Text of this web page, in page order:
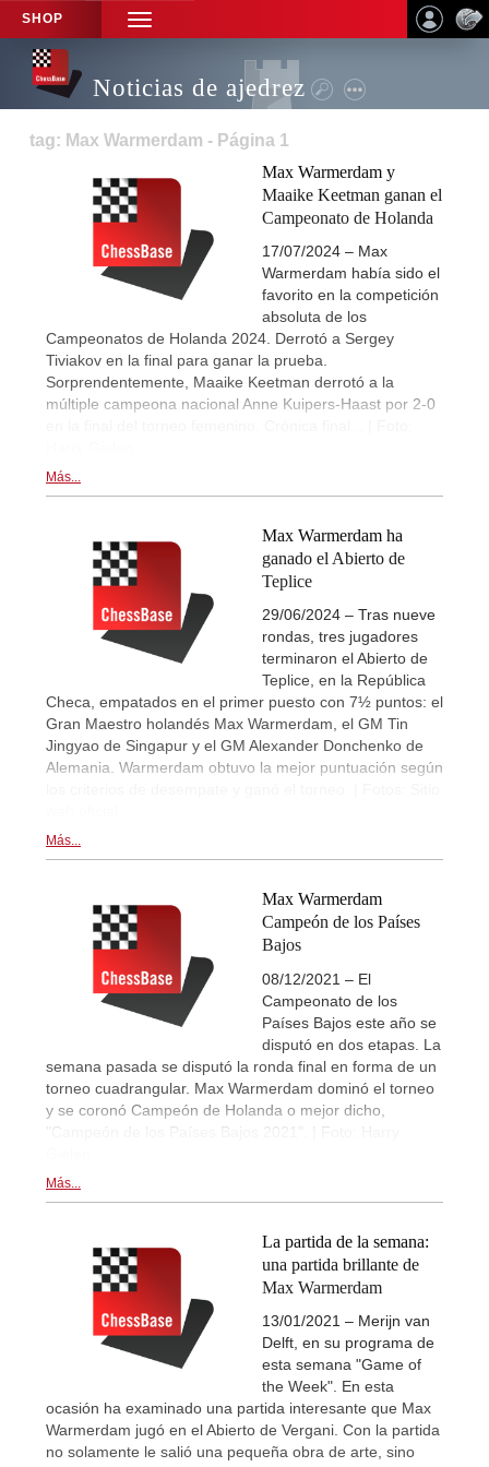
SHOP
TOGGLE
NAVIGATION
Noticias de ajedrez
tag: Max Warmerdam - Página 1
Max Warmerdam y
Maaike Keetman ganan el
Campeonato de Holanda
17/07/2024 – Max
Warmerdam había sido el
favorito en la competición
absoluta de los
Campeonatos de Holanda 2024. Derrotó a Sergey
Tiviakov en la final para ganar la prueba.
Sorprendentemente, Maaike Keetman derrotó a la
múltiple campeona nacional Anne Kuipers-Haast por 2-0
Más...
Max Warmerdam ha
ganado el Abierto de
Teplice
29/06/2024 – Tras nueve
rondas, tres jugadores
terminaron el Abierto de
Teplice, en la República
Checa, empatados en el primer puesto con 7½ puntos: el
Gran Maestro holandés Max Warmerdam, el GM Tin
Jingyao de Singapur y el GM Alexander Donchenko de
Alemania. Warmerdam obtuvo la mejor puntuación según
Más...
Max Warmerdam
Campeón de los Países
Bajos
08/12/2021 – El
Campeonato de los
Países Bajos este año se
disputó en dos etapas. La
semana pasada se disputó la ronda final en forma de un
torneo cuadrangular. Max Warmerdam dominó el torneo
y se coronó Campeón de Holanda o mejor dicho,
"Campeón de los Países Bajos 2021". | Foto: Harry
Más...
La partida de la semana:
una partida brillante de
Max Warmerdam
13/01/2021 – Merijn van
Delft, en su programa de
esta semana "Game of
the Week". En esta
ocasión ha examinado una partida interesante que Max
Warmerdam jugó en el Abierto de Vergani. Con la partida
no solamente le salió una pequeña obra de arte, sino